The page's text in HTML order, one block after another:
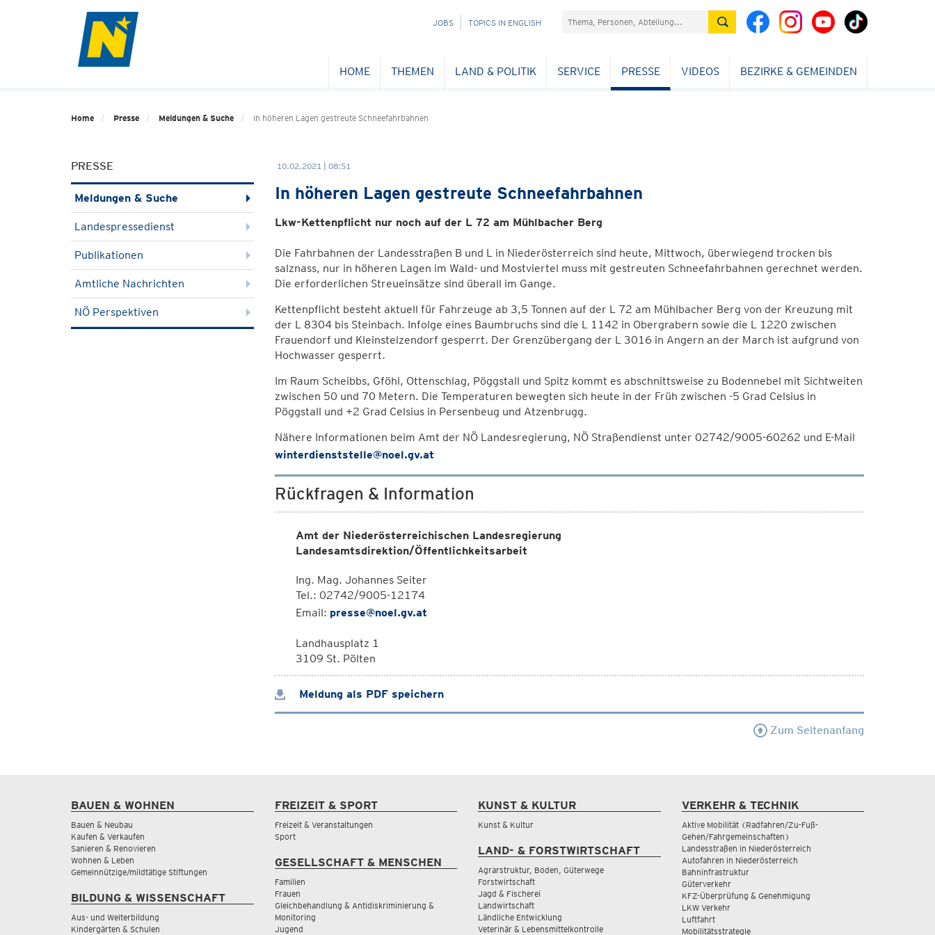
NAVIGATION
JOBS TOPICS IN ENGLISH Suchefeld
HOME THEMEN LAND & POLITIK SERVICE PRESSE VIDEOS BEZIRKE & GEMEINDEN
Home Presse Meldungen & Suche In höheren Lagen gestreute Schneefahrbahnen
PRESSE
Meldungen & Suche
Landespressedienst
Publikationen
Amtliche Nachrichten
NÖ Perspektiven
10.02.2021 | 08:51
In höheren Lagen gestreute Schneefahrbahnen
Lkw-Kettenpflicht nur noch auf der L 72 am Mühlbacher Berg
Die Fahrbahnen der Landesstraßen B und L in Niederösterreich sind heute, Mittwoch, überwiegend trocken bis
salznass, nur in höheren Lagen im Wald- und Mostviertel muss mit gestreuten Schneefahrbahnen gerechnet werden.
Die erforderlichen Streueinsätze sind überall im Gange.
Kettenpflicht besteht aktuell für Fahrzeuge ab 3,5 Tonnen auf der L 72 am Mühlbacher Berg von der Kreuzung mit
der L 8304 bis Steinbach. Infolge eines Baumbruchs sind die L 1142 in Obergrabern sowie die L 1220 zwischen
Frauendorf und Kleinstelzendorf gesperrt. Der Grenzübergang der L 3016 in Angern an der March ist aufgrund von
Hochwasser gesperrt.
Im Raum Scheibbs, Gföhl, Ottenschlag, Pöggstall und Spitz kommt es abschnittsweise zu Bodennebel mit Sichtweiten
zwischen 50 und 70 Metern. Die Temperaturen bewegten sich heute in der Früh zwischen -5 Grad Celsius in
Pöggstall und +2 Grad Celsius in Persenbeug und Atzenbrugg.
Nähere Informationen beim Amt der NÖ Landesregierung, NÖ Straßendienst unter 02742/9005-60262 und E-Mail
winterdienststelle@noel.gv.at
Rückfragen & Information
Amt der Niederösterreichischen Landesregierung
Landesamtsdirektion/Öffentlichkeitsarbeit
Ing. Mag. Johannes Seiter
Tel.: 02742/9005-12174
Email: presse@noel.gv.at
Landhausplatz 1
3109 St. Pölten
Meldung als PDF speichern
Zum Seitenanfang
BAUEN & WOHNEN
Bauen & Neubau
Kaufen & Verkaufen
Sanieren & Renovieren
Wohnen & Leben
Gemeinnützige/mildtätige Stiftungen
BILDUNG & WISSENSCHAFT
Aus- und Weiterbildung
Kindergärten & Schulen
FREIZEIT & SPORT
Freizeit & Veranstaltungen
Sport
GESELLSCHAFT & MENSCHEN
Familien
Frauen
Gleichbehandlung & Antidiskriminierung &
Monitoring
Jugend
KUNST & KULTUR
Kunst & Kultur
LAND- & FORSTWIRTSCHAFT
Agrarstruktur, Boden, Güterwege
Forstwirtschaft
Jagd & Fischerei
Landwirtschaft
Ländliche Entwicklung
Veterinär & Lebensmittelkontrolle
VERKEHR & TECHNIK
Aktive Mobilität (Radfahren/Zu-Fuß-
Gehen/Fahrgemeinschaften)
Landesstraßen in Niederösterreich
Autofahren in Niederösterreich
Bahninfrastruktur
Güterverkehr
KFZ-Überprüfung & Genehmigung
LKW Verkehr
Luftfahrt
Mobilitätsstrategie